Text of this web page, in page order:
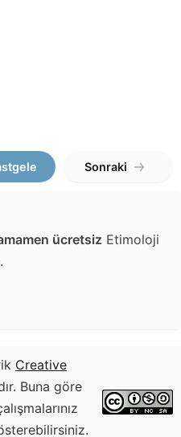
Sonraki
ücretsiz Etimoloji
Creative
Buna göre